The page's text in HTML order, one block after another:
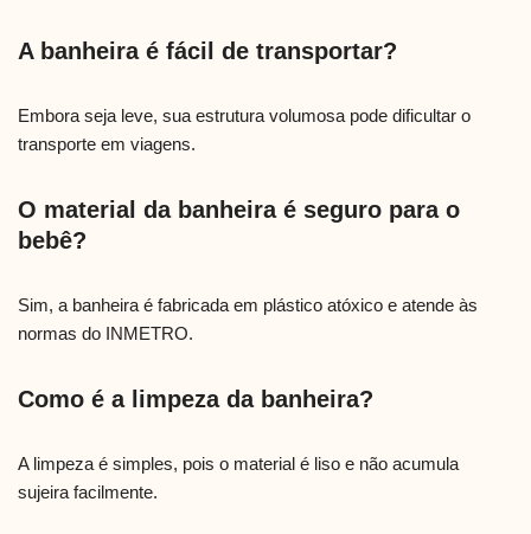
A banheira é fácil de transportar?
Embora seja leve, sua estrutura volumosa pode dificultar o
transporte em viagens.
O material da banheira é seguro para o
bebê?
Sim, a banheira é fabricada em plástico atóxico e atende às
normas do INMETRO.
Como é a limpeza da banheira?
A limpeza é simples, pois o material é liso e não acumula
sujeira facilmente.